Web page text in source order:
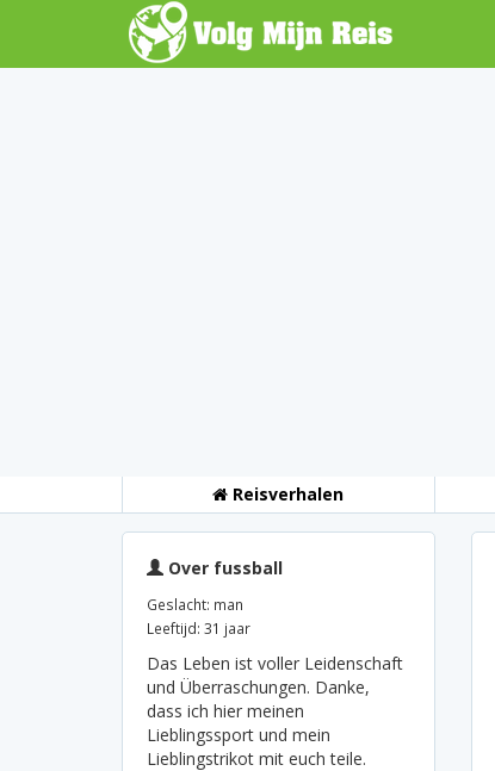
Reisverhalen
Over fussball
Geslacht: man
Leeftijd: 31 jaar
Das Leben ist voller Leidenschaft
und Überraschungen. Danke,
dass ich hier meinen
Lieblingssport und mein
Lieblingstrikot mit euch teile.